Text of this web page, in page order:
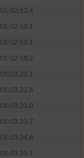
01:02:12.6
01:02:58.1
01:02:58.1
01:02:58.2
01:03:21.1
01:03:22.6
01:03:23.0
01:03:23.7
01:03:24.6
01:03:25.1